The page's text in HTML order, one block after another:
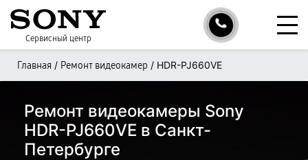
Сервисный центр
Главная / Ремонт видеокамер / HDR-PJ660VE
Ремонт видеокамеры Sony
HDR-PJ660VE в Санкт-
Петербурге